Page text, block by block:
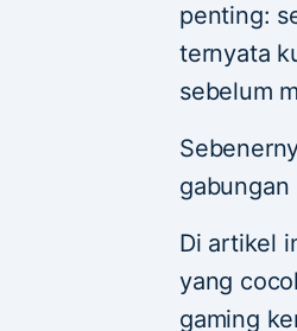
penting:
ternyata
sebelum
gabungan
Di artikel
yang
gaming